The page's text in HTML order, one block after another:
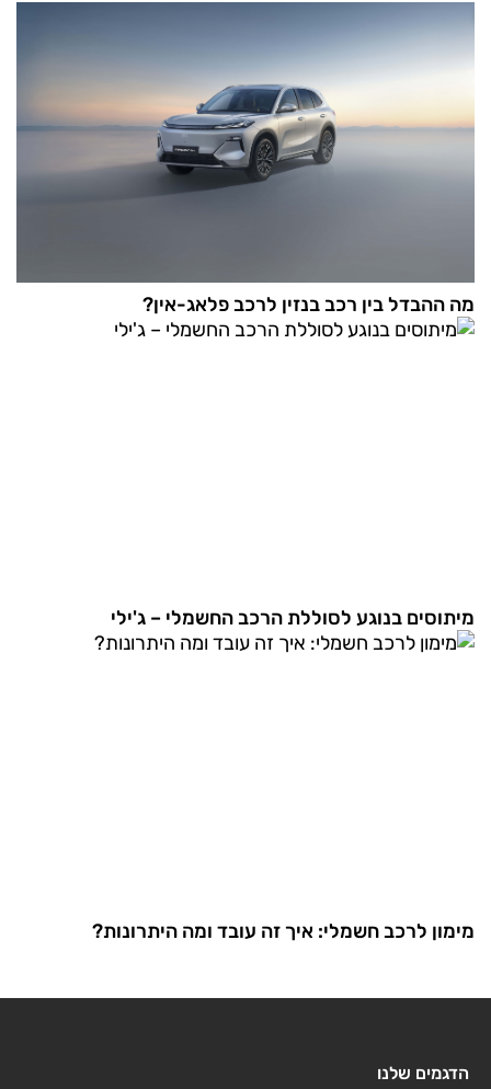
מה ההבדל בין רכב בנזין לרכב פלאג-אין?
מיתוסים בנוגע לסוללת הרכב החשמלי – ג'ילי
מימון לרכב חשמלי: איך זה עובד ומה היתרונות?
הדגמים שלנו